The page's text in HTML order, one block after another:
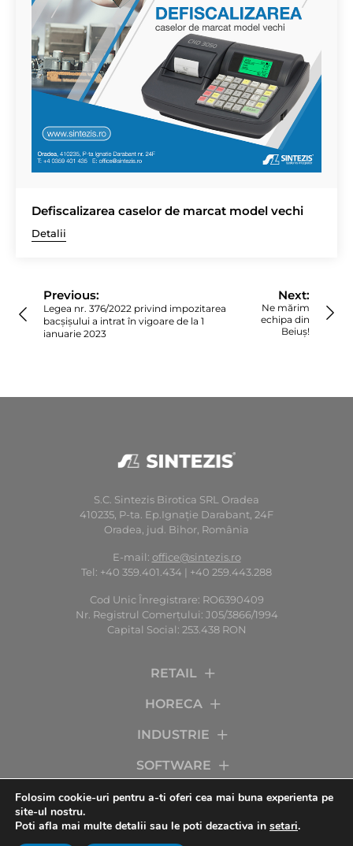
Defiscalizarea caselor de marcat model vechi
Detalii
articole
Previous:
Legea nr. 376/2022 privind impozitarea
bacșișului a intrat în vigoare de la 1
ianuarie 2023
Next:
Ne mărim
echipa din
Beiuș!
S.C. Sintezis Birotica SRL Oradea
410235, P-ta. Ep.Ignaţie Darabant, 24F
Oradea, jud. Bihor, România
E-mail: office@sintezis.ro
Tel: +40 359.401.434 | +40 259.443.288
Cod Unic Înregistrare: RO6390409
Nr. Registrul Comerţului: J05/3866/1994
Capital Social: 253.438 RON
RETAIL
HORECA
INDUSTRIE
SOFTWARE
SERVICII
COMPANIA
Folosim cookie-uri pentru a-ti oferi cea mai buna experienta pe
site-ul nostru.
Poti afla mai multe detalii sau le poti dezactiva in setari.